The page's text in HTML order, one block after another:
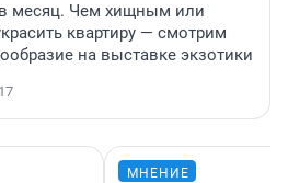
месяц. Чем хищным или
квартиру — смотрим
на выставке экзотики
17
МНЕНИЕ